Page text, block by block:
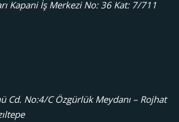
Kapani İş Merkezi No: 36 Kat: 7/711
Cd. No:4/C Özgürlük Meydanı – Rojhat